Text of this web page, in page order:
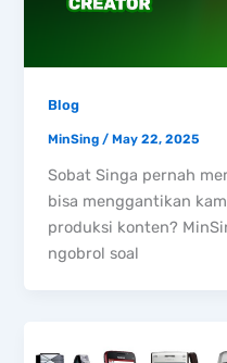
Blog
MinSing /May 22, 2025
Sobat Singa pernah
bisa menggantikan
produksi konten?
ngobrol soal